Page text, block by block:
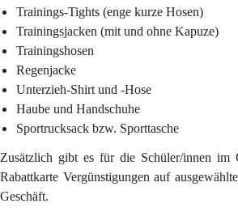
Trainings-Tights (enge kurze Hosen)
Trainingsjacken (mit und ohne Kapuze)
Trainingshosen
Regenjacke
Unterzieh-Shirt und -Hose
Haube und Handschuhe
Sportrucksack bzw. Sporttasche
Zusätzlich gibt es für die Schüler/innen im
Rabattkarte Vergünstigungen auf
Geschäft.